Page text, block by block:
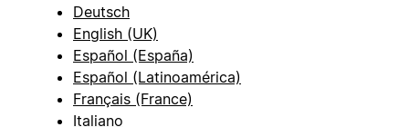
Deutsch
English (UK)
Español (España)
Español (Latinoamérica)
Français (France)
Italiano